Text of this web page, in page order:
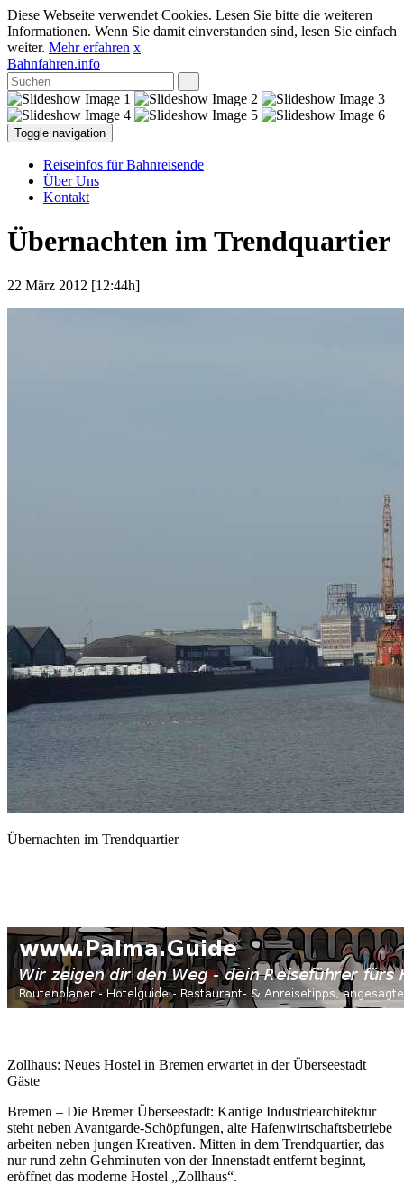
Diese Webseite verwendet Cookies. Lesen Sie bitte die weiteren
Informationen. Wenn Sie damit einverstanden sind, lesen Sie einfach
weiter. Mehr erfahren x
Bahnfahren.info
Toggle navigation
Reiseinfos für Bahnreisende
Über Uns
Kontakt
Übernachten im Trendquartier
22 März 2012 [12:44h]
Übernachten im Trendquartier
Zollhaus: Neues Hostel in Bremen erwartet in der Überseestadt
Gäste
Bremen – Die Bremer Überseestadt: Kantige Industriearchitektur
steht neben Avantgarde-Schöpfungen, alte Hafenwirtschaftsbetriebe
arbeiten neben jungen Kreativen. Mitten in dem Trendquartier, das
nur rund zehn Gehminuten von der Innenstadt entfernt beginnt,
eröffnet das moderne Hostel „Zollhaus“.